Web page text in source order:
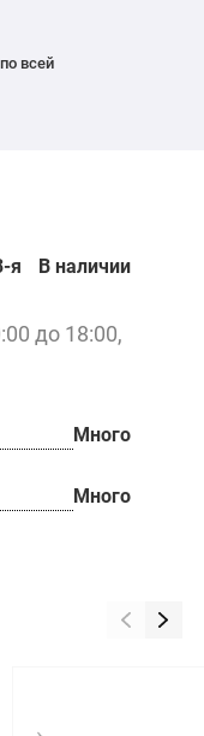
всей
я
В наличии
до 18:00,
Много
Много